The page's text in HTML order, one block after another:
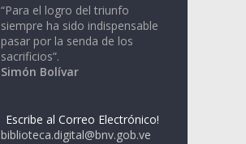
“Para el logro del triunfo
siempre ha sido indispensable
pasar por la senda de los
sacrificios”.
Simón Bolívar
Escribe al Correo Electrónico!
biblioteca.digital@bnv.gob.ve